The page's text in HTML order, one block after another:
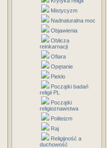
Mistycyzm
Nadnaturalna moc
Objawienia
Oblicza
reinkarnacji
Ofiara
Opętanie
Piekło
Początki badań
religii PL
Początki
religioznawstwa
Politeizm
Raj
Religijność a
duchowość